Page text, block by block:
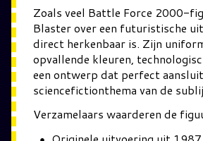
Zoals veel Battle Force 2000-
Blaster over een futuristische
direct herkenbaar is. Zijn
opvallende kleuren,
een ontwerp dat perfect
sciencefictionthema van de
Verzamelaars waarderen de